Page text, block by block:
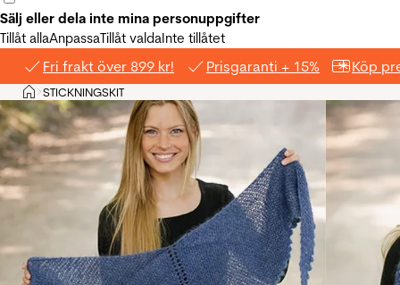
Sälj eller dela inte mina personuppgifter
Tillåt allaAnpassaTillåt valdaInte tillåtet
Fri frakt över 899 kr! Prisgaranti + 15% Köp
Hem
>STICKNINGSKIT